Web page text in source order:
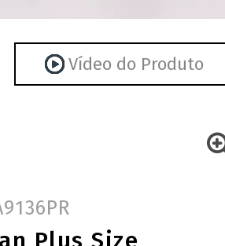
Vídeo do Produto